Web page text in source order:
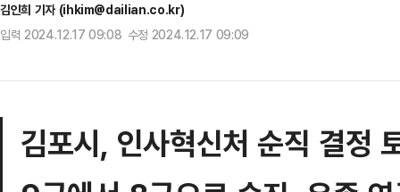
김인희 기자 (ihkim@dailian.co.kr)
입력 2024.12.17 09:08 수정 2024.12.17 09:09
김포시, 인사혁신처 순직 결정